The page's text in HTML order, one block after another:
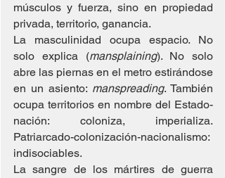
músculos y fuerza, sino en propiedad
privada, territorio, ganancia.
La masculinidad ocupa espacio. No
solo explica (mansplaining). No solo
abre las piernas en el metro estirándose
en un asiento: manspreading. También
ocupa territorios en nombre del Estado-
nación: coloniza, imperializa.
Patriarcado-colonización-nacionalismo:
indisociables.
La sangre de los mártires de guerra